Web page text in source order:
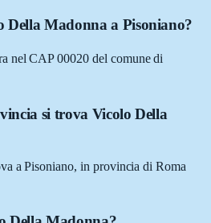
Della Madonna a Pisoniano?
nel CAP 00020 del comune di
si trova Vicolo Della
a Pisoniano, in provincia di Roma